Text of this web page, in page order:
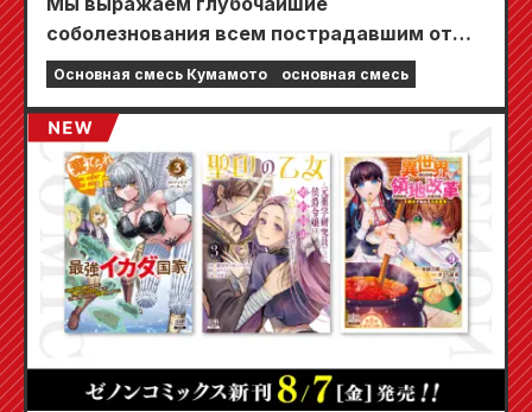
соболезнования всем пострадавшим от
землетрясения в Кумамото в 2026 году.
Основная смесь Кумамото основная смесь